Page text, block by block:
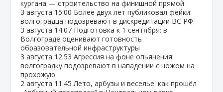
кургана — строительство на финишной прямой
3 августа 15:00 Более двух лет публиковал фейки:
волгоградца подозревают в дискредитации ВС РФ
3 августа 14:07 Подготовка к 1 сентября: в
Волгограде оценивают готовность
образовательной инфраструктуры
3 августа 12:53 Агрессия на фоне опьянения:
волгоградку подозревают в нападении с ножом на
прохожую
2 августа 11:45 Лето, арбузы и веселье: как прошёл